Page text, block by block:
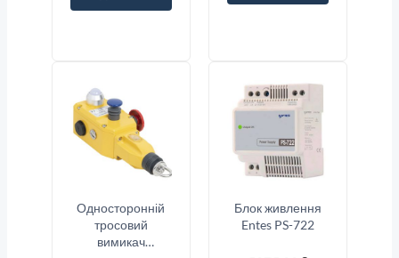
Односторонній
тросовий
вимикач
Блок живлення
Entes PS-722